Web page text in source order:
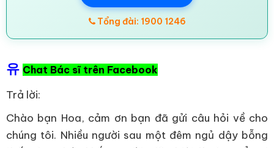
Tổng đài: 1900 1246
유 Chat Bác sĩ trên Facebook
Trả lời:
Chào bạn Hoa, cảm ơn bạn đã gửi câu hỏi về cho
chúng tôi. Nhiều người sau một đêm ngủ dậy bỗng